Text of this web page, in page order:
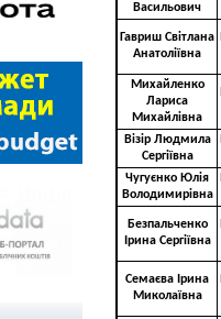
Васильович
Гавриш Світлана
Анатоліївна
Михайленко
Лариса
Михайлівна
Візір Людмила
Сергіївна
Чугуєнко Юлія
Володимирівна
Безпальченко
Ірина Сергіївна
Семаєва Ірина
Миколаївна